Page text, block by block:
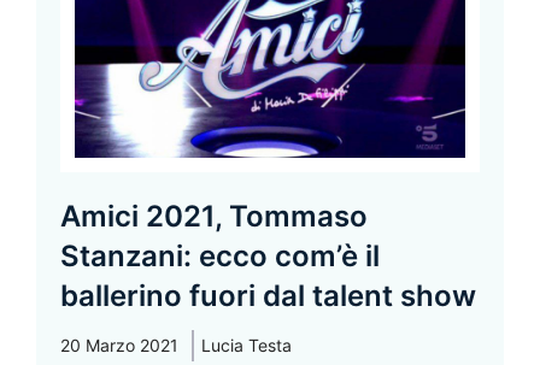
Amici 2021, Tommaso
Stanzani: ecco com’è il
ballerino fuori dal talent show
20 Marzo 2021 Lucia Testa